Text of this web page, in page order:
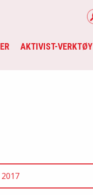
AKTIVIST-VERKTØY
2017